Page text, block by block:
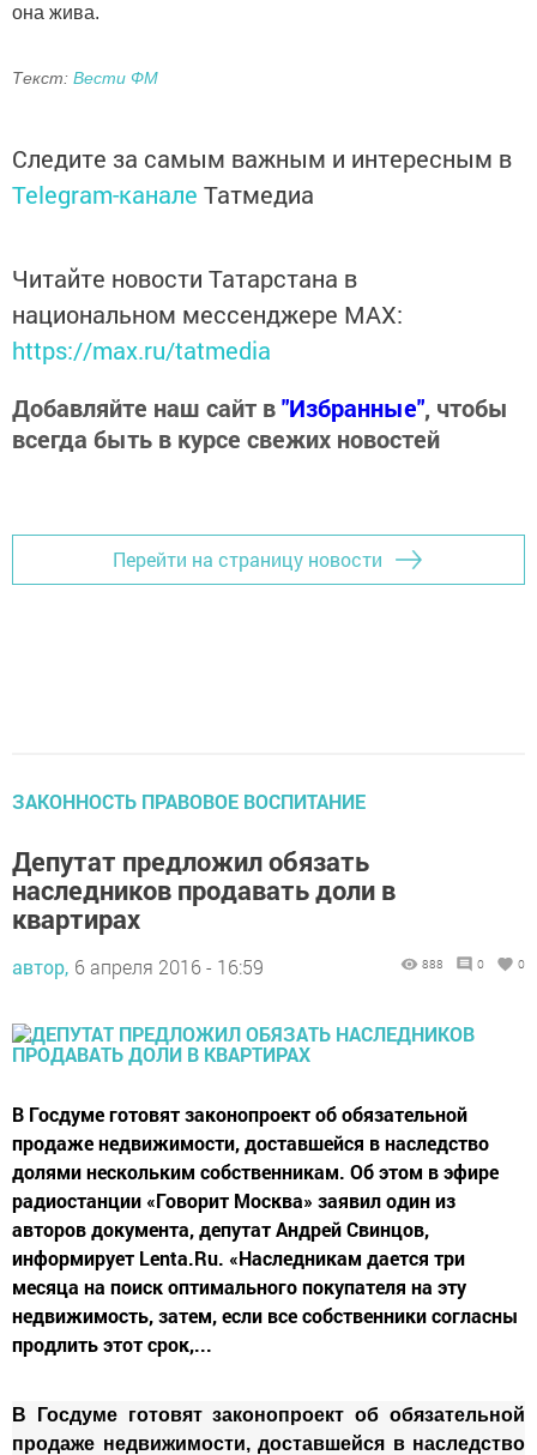
она жива.
Текст: Вести ФМ
Следите за самым важным и интересным в
Telegram-канале Татмедиа
Читайте новости Татарстана в
национальном мессенджере MАХ:
https://max.ru/tatmedia
Добавляйте наш сайт в"Избранные", чтобы
всегда быть в курсе свежих новостей
Перейти на страницу новости
ЗАКОННОСТЬ ПРАВОВОЕ ВОСПИТАНИЕ
Депутат предложил обязать
наследников продавать доли в
квартирах
автор, 6 апреля 2016 - 16:59 888 0 0
В Госдуме готовят законопроект об обязательной
продаже недвижимости, доставшейся в наследство
долями нескольким собственникам. Об этом в эфире
радиостанции «Говорит Москва» заявил один из
авторов документа, депутат Андрей Свинцов,
информирует Lenta.Ru. «Наследникам дается три
месяца на поиск оптимального покупателя на эту
недвижимость, затем, если все собственники согласны
продлить этот срок,...
В Госдуме готовят законопроект об обязательной
продаже недвижимости, доставшейся в наследство